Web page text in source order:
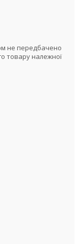
не передбачено
товару належної